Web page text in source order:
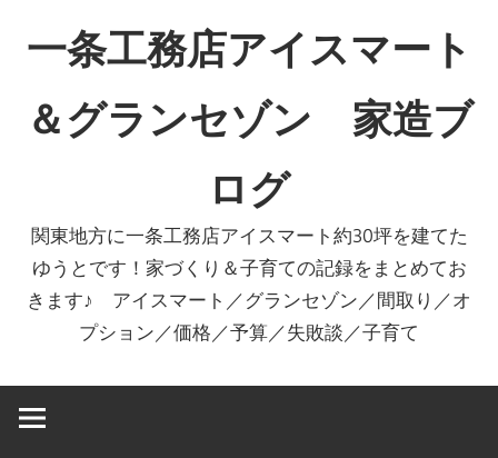
一条工務店アイスマート
＆グランセゾン 家造ブ
ログ
関東地方に一条工務店アイスマート約30坪を建てた
ゆうとです！家づくり＆子育ての記録をまとめてお
きます♪ アイスマート／グランセゾン／間取り／オ
プション／価格／予算／失敗談／子育て